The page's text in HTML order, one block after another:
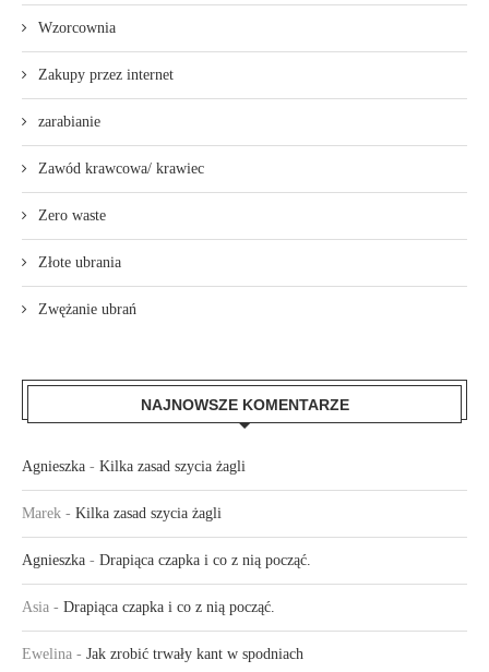
Wzorcownia
Zakupy przez internet
zarabianie
Zawód krawcowa/ krawiec
Zero waste
Złote ubrania
Zwężanie ubrań
NAJNOWSZE KOMENTARZE
Agnieszka - Kilka zasad szycia żagli
Marek - Kilka zasad szycia żagli
Agnieszka - Drapiąca czapka i co z nią począć.
Asia - Drapiąca czapka i co z nią począć.
Ewelina - Jak zrobić trwały kant w spodniach